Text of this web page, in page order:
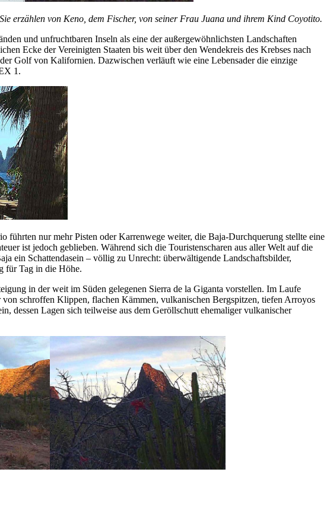
erzählen von Keno, dem Fischer, von seiner Frau Juana und ihrem Kind Coyotito.
und unfruchtbaren Inseln als eine der außergewöhnlichsten Landschaften
Ecke der Vereinigten Staaten bis weit über den Wendekreis des Krebses nach
Golf von Kalifornien. Dazwischen verläuft wie eine Lebensader die einzige
1.
führten nur mehr Pisten oder Karrenwege weiter, die Baja-Durchquerung stellte eine
ist jedoch geblieben. Während sich die Touristenscharen aus aller Welt auf die
ein Schattendasein – völlig zu Unrecht: überwältigende Landschaftsbilder,
für Tag in die Höhe.
in der weit im Süden gelegenen Sierra de la Giganta vorstellen. Im Laufe
schroffen Klippen, flachen Kämmen, vulkanischen Bergspitzen, tiefen Arroyos
dessen Lagen sich teilweise aus dem Geröllschutt ehemaliger vulkanischer